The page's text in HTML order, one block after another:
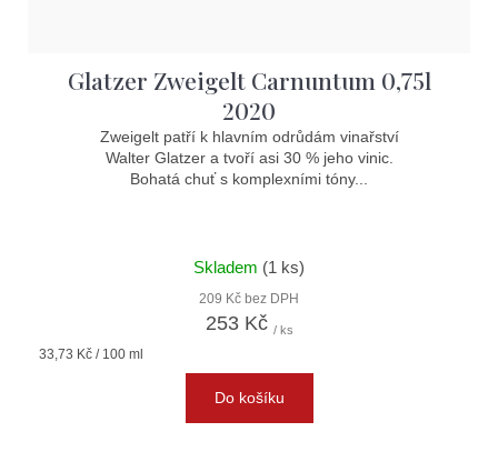
Glatzer Zweigelt Carnuntum 0,75l
2020
Zweigelt patří k hlavním odrůdám vinařství
Walter Glatzer a tvoří asi 30 % jeho vinic.
Bohatá chuť s komplexními tóny...
Skladem (1 ks)
209 Kč bez DPH
253 Kč / ks
Měrná
33,73 Kč / 100 ml
Do košíku